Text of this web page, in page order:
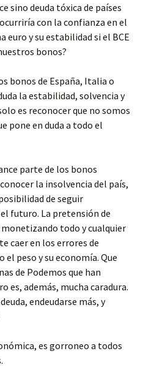
sino deuda tóxica de países
con la confianza en el
y su estabilidad si el BCE
bonos?
bonos de España, Italia o
la estabilidad, solvencia y
es reconocer que no somos
pone en duda a todo el
parte de los bonos
la insolvencia del país,
de seguir
futuro. La pretensión de
todo y cualquier
caer en los errores de
peso y su economía. Que
de Podemos que han
es, además, mucha caradura.
endeudarse más, y
es gorroneo a todos